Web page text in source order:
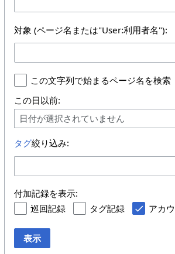
対象 (ページ名または"User:利用者名"):
この文字列で始まるページ名を検索
この日以前:
日付が選択されていません
タグ絞り込み:
付加記録を表示:
巡回記録
タグ記録 アカ
表示